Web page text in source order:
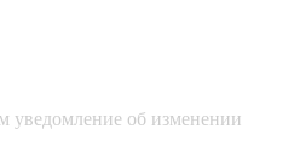
уведомление об изменении